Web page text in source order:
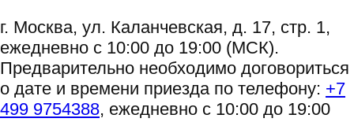
г. Москва, ул. Каланчевская, д. 17, стр. 1,
ежедневно с 10:00 до 19:00 (МСК).
Предварительно необходимо договориться
о дате и времени приезда по телефону: +7
499 9754388, ежедневно с 10:00 до 19:00